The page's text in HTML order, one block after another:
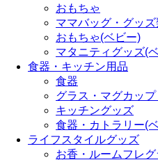
おもちゃ
ママバッグ・グッ
おもちゃ(ベビー)
マタニティグッズ(
食器・キッチン用品
食器
グラス・マグカッ
キッチングッズ
食器・カトラリー(
ライフスタイルグッズ
お香・ルームフレグ